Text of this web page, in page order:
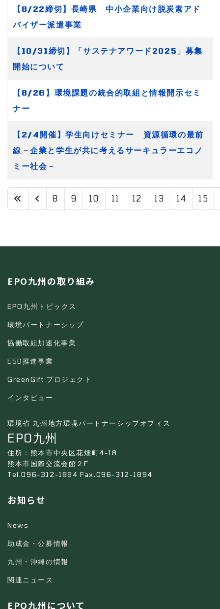
【8/22締切】長崎県 中小企業向け脱炭素アド
バイザー派遣事業
【10/31締切】「サステナアワード2025」募集
開始について
【8/26】環境課題の統合的取組と情報開示セミ
ナー
【2/4開催】学生向けセミナー 資源循環の最前
線－企業と学生が共に考えるサーキュラーエコノ
ミー社会－
17 / 17
8 9 10 11 12 13 14 15
EPO九州の取り組み
EPO九州トピックス
環境パートナーシップ
協働取組加速化事業
ESD推進事業
GreenGift プロジェクト
インタビュー
環境省 九州地方環境パートナーシップオフィス
EPO九州
住所：熊本市中央区花畑町4-18
熊本市国際交流会館２F
Tel.096-312-1884 Fax.096-312-1894
お知らせ
News
助成金・公募情報
九州・沖縄の情報
関連ニュース
EPO九州について